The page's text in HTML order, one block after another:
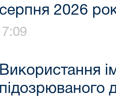
серпня 2026
Використання